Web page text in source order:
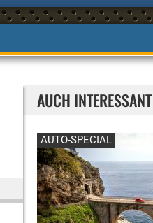
AUCH INTERESSANT
AUTO-SPECIAL